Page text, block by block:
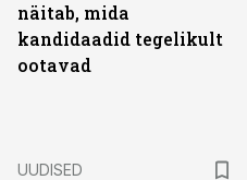
näitab, mida
kandidaadid tegelikult
ootavad
UUDISED